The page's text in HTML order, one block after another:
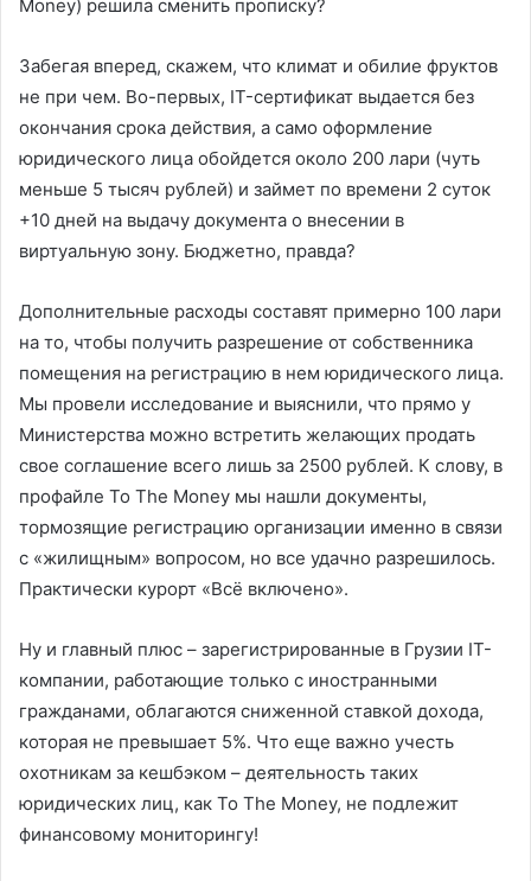
Money) решила сменить прописку?
Забегая вперед, скажем, что климат и обилие фруктов
не при чем. Во-первых, IT-сертификат выдается без
окончания срока действия, а само оформление
юридического лица обойдется около 200 лари (чуть
меньше 5 тысяч рублей) и займет по времени 2 суток
+10 дней на выдачу документа о внесении в
виртуальную зону. Бюджетно, правда?
Дополнительные расходы составят примерно 100 лари
на то, чтобы получить разрешение от собственника
помещения на регистрацию в нем юридического лица.
Мы провели исследование и выяснили, что прямо у
Министерства можно встретить желающих продать
свое соглашение всего лишь за 2500 рублей. К слову, в
профайле To The Money мы нашли документы,
тормозящие регистрацию организации именно в связи
с «жилищным» вопросом, но все удачно разрешилось.
Практически курорт «Всё включено».
Ну и главный плюс – зарегистрированные в Грузии IT-
компании, работающие только с иностранными
гражданами, облагаются сниженной ставкой дохода,
которая не превышает 5%. Что еще важно учесть
охотникам за кешбэком – деятельность таких
юридических лиц, как To The Money, не подлежит
финансовому мониторингу!